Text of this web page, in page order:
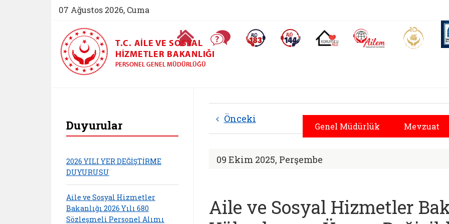
07 Ağustos 2026, Cuma
Ana Sayfa Sıkça Sorulan SorularAlo 183 (yeni sekmede açılır)Alo 144 (yeni sekmede açılır)Koruyucu Aile (yeni sekmede açılır)
AİLEM İletişim Aile ve
T.C. AILE VE SOSYAL
HIZMETLER BAKANLIĞI
PERSONEL GENEL MÜDÜRLÜĞÜ
Genel Müdürlük Mevzuat
Personel Genel Müdürlüğü |
Duyurular
2026 YILI YER DEĞİŞTİRME
DUYURUSU
Aile ve Sosyal Hizmetler
Bakanlığı 2026 Yılı 680
Sözleşmeli Personel Alımı
Önceki
09 Ekim 2025, Perşembe
Aile ve Sosyal Hizmetler